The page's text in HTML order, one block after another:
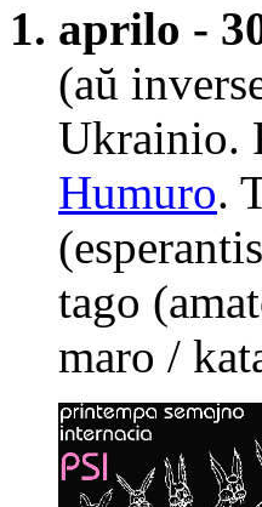
1. aprilo -
(aŭ
Ukrainio.
Humuro.
tago
maro /